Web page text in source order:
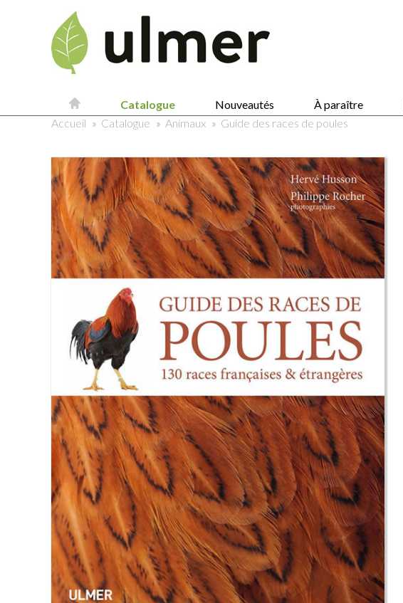
Catalogue Nouveautés À paraître
Accueil » Catalogue » Animaux » Guide des races de poules